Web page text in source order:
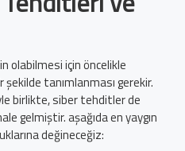
olabilmesi için öncelikle
tanımlanması gerekir.
birlikte, siber tehditler de
gelmiştir. aşağıda en yaygın
değineceğiz: